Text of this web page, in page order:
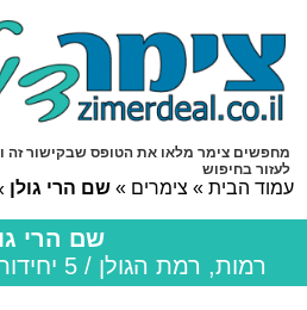
מחפשים צימר מלאו את הטופס שבקישור זה
לעזור בחיפוש
עמוד הבית » צימרים » שם הרי גולן
שם הרי
רמות, רמת הגולן / 5 יחידות / לזוגות ומשפחות